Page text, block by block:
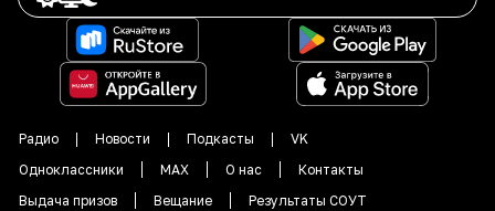
Радио Новости Подкасты
VK
Одноклассники
MAX О нас
Контакты
Выдача призов
Вещание Результаты СОУТ